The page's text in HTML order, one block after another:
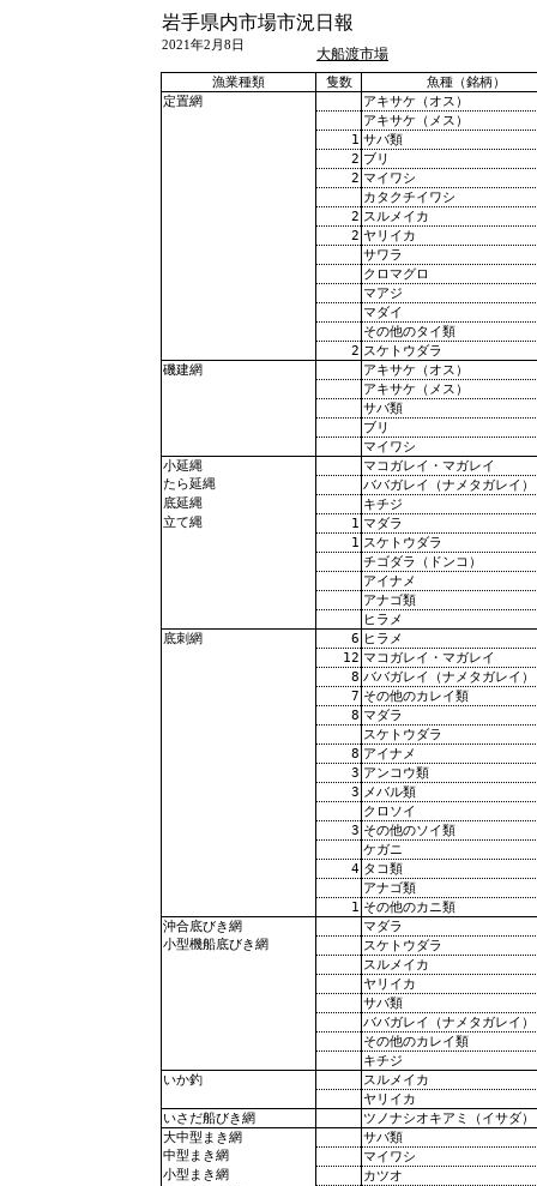
岩手県内市場市況日報
2021年2月8日
大船渡市場
漁業種類 隻数
魚種（銘柄）
定置網
アキサケ（オス）
アキサケ（メス）
1 サバ類
2 ブリ
2 マイワシ
カタクチイワシ
2 スルメイカ
2 ヤリイカ
サワラ
クロマグロ
マアジ
マダイ
その他のタイ類
2 スケトウダラ
磯建網
アキサケ（オス）
アキサケ（メス）
サバ類
ブリ
マイワシ
小延縄 マコガレイ・マガレイ
たら延縄 ババガレイ（ナメタガレイ）
底延縄 キチジ
立て縄 1 マダラ
1 スケトウダラ
チゴダラ（ドンコ）
アイナメ
アナゴ類
ヒラメ
底刺網 6 ヒラメ
12 マコガレイ・マガレイ
8 ババガレイ（ナメタガレイ）
7 その他のカレイ類
8 マダラ
スケトウダラ
8 アイナメ
3 アンコウ類
3 メバル類
クロソイ
3 その他のソイ類
ケガニ
4 タコ類
アナゴ類
1 その他のカニ類
沖合底びき網 マダラ
小型機船底びき網
スケトウダラ
スルメイカ
ヤリイカ
サバ類
ババガレイ（ナメタガレイ）
その他のカレイ類
キチジ
いか釣
スルメイカ
ヤリイカ
いさだ船びき網 ツノナシオキアミ（イサダ）
大中型まき網 サバ類
中型まき網 マイワシ
小型まき網 カツオ